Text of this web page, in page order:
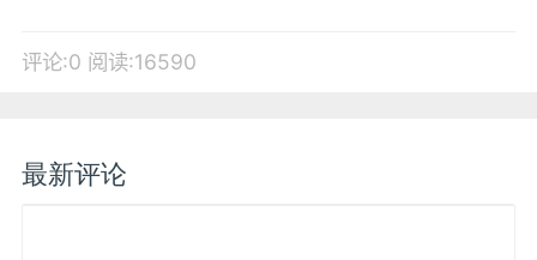
评论:0 阅读:16590
最新评论